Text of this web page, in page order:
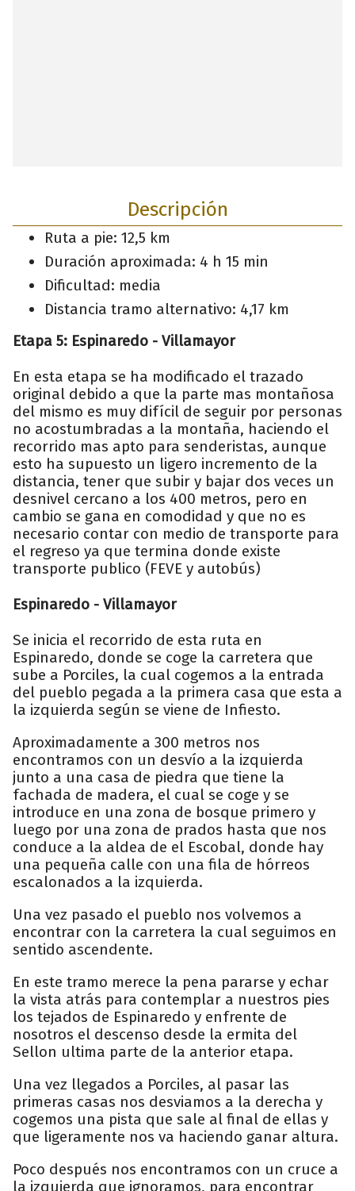
Descripción
Ruta a pie: 12,5 km
Duración aproximada: 4 h 15 min
Dificultad: media
Distancia tramo alternativo: 4,17 km
Etapa 5: Espinaredo - Villamayor
En esta etapa se ha modificado el trazado
original debido a que la parte mas montañosa
del mismo es muy difícil de seguir por personas
no acostumbradas a la montaña, haciendo el
recorrido mas apto para senderistas, aunque
esto ha supuesto un ligero incremento de la
distancia, tener que subir y bajar dos veces un
desnivel cercano a los 400 metros, pero en
cambio se gana en comodidad y que no es
necesario contar con medio de transporte para
el regreso ya que termina donde existe
transporte publico (FEVE y autobús)
Espinaredo - Villamayor
Se inicia el recorrido de esta ruta en
Espinaredo, donde se coge la carretera que
sube a Porciles, la cual cogemos a la entrada
del pueblo pegada a la primera casa que esta a
la izquierda según se viene de Infiesto.
Aproximadamente a 300 metros nos
encontramos con un desvío a la izquierda
junto a una casa de piedra que tiene la
fachada de madera, el cual se coge y se
introduce en una zona de bosque primero y
luego por una zona de prados hasta que nos
conduce a la aldea de el Escobal, donde hay
una pequeña calle con una fila de hórreos
escalonados a la izquierda.
Una vez pasado el pueblo nos volvemos a
encontrar con la carretera la cual seguimos en
sentido ascendente.
En este tramo merece la pena pararse y echar
la vista atrás para contemplar a nuestros pies
los tejados de Espinaredo y enfrente de
nosotros el descenso desde la ermita del
Sellon ultima parte de la anterior etapa.
Una vez llegados a Porciles, al pasar las
primeras casas nos desviamos a la derecha y
cogemos una pista que sale al final de ellas y
que ligeramente nos va haciendo ganar altura.
Poco después nos encontramos con un cruce a
la izquierda que ignoramos, para encontrar